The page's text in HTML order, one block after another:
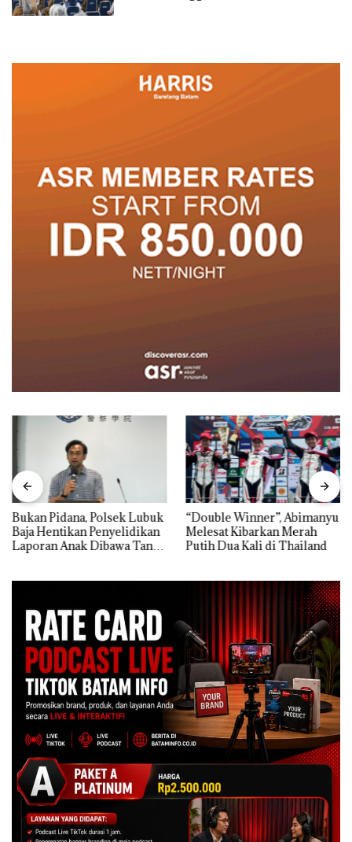
Bukan Pidana, Polsek Lubuk
Baja Hentikan Penyelidikan
Laporan Anak Dibawa Tanpa
“Double Winner”, Abimanyu
Melesat Kibarkan Merah
Putih Dua Kali di Thailand